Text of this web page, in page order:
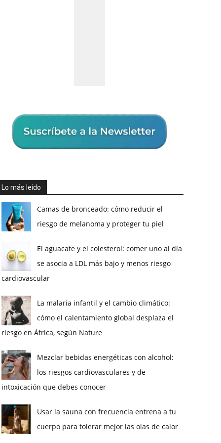
Lo más leído
Camas de bronceado: cómo reducir el
riesgo de melanoma y proteger tu piel
El aguacate y el colesterol: comer uno al día
se asocia a LDL más bajo y menos riesgo
cardiovascular
La malaria infantil y el cambio climático:
cómo el calentamiento global desplaza el
riesgo en África, según Nature
Mezclar bebidas energéticas con alcohol:
los riesgos cardiovasculares y de
intoxicación que debes conocer
Usar la sauna con frecuencia entrena a tu
cuerpo para tolerar mejor las olas de calor